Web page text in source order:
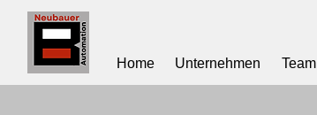
Home Unternehmen Team